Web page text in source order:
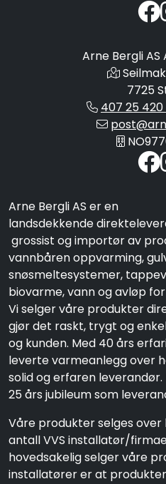
Arne Bergli AS
7725
407 25 420
Arne Bergli AS er en
landsdekkende
grossist og importør av
vannbåren oppvarming,
snøsmeltesystemer,
biovarme, vann og avløp
Vi selger våre produkter
gjør det raskt, trygt og
og kunden. Med 40 års
leverte varmeanlegg over
solid og erfaren leverandør.
25 års jubileum som
Våre produkter selges
antall VVS installatør/
hovedsakelig selger våre
installatører er at